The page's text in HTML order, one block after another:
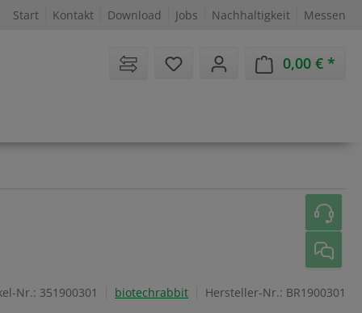
Start Kontakt Download Jobs Nachhaltigkeit Messen
Sie haben 0 Artikel auf dem
0,00 €
Nr.: 351900301 biotechrabbit Hersteller-Nr.: BR1900301